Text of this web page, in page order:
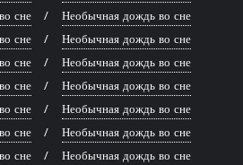
сне
Необычная дождь во сне
сне
Необычная дождь во сне
сне
Необычная дождь во сне
сне
Необычная дождь во сне
сне
Необычная дождь во сне
сне
Необычная дождь во сне
сне
Необычная дождь во сне